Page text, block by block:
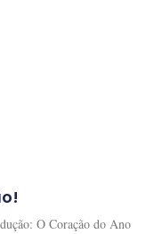
O Coração do Ano